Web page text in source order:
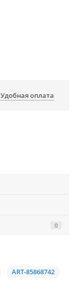
Удобная оплата
0
ART-85868742